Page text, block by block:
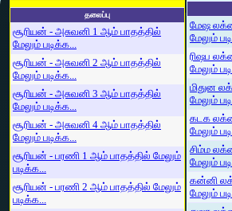
தலைப்பு
சூரியன் - அசுவனி 1 ஆம் பாதத்தில்
மேலும் படிக்க...
சூரியன் - அசுவனி 2 ஆம் பாதத்தில்
மேலும் படிக்க...
சூரியன் - அசுவனி 3 ஆம் பாதத்தில்
மேலும் படிக்க...
சூரியன் - அசுவனி 4 ஆம் பாதத்தில்
மேலும் படிக்க...
சூரியன் - பரணி 1 ஆம் பாதத்தில் மேலும்
படிக்க...
சூரியன் - பரணி 2 ஆம் பாதத்தில் மேலும்
படிக்க...
மேஷ
மேலும்
ரிஷப
மேலும்
மிதுன
மேலும்
கடக
மேலும்
சிம்ம
மேலும்
கன்னி
மேலும்